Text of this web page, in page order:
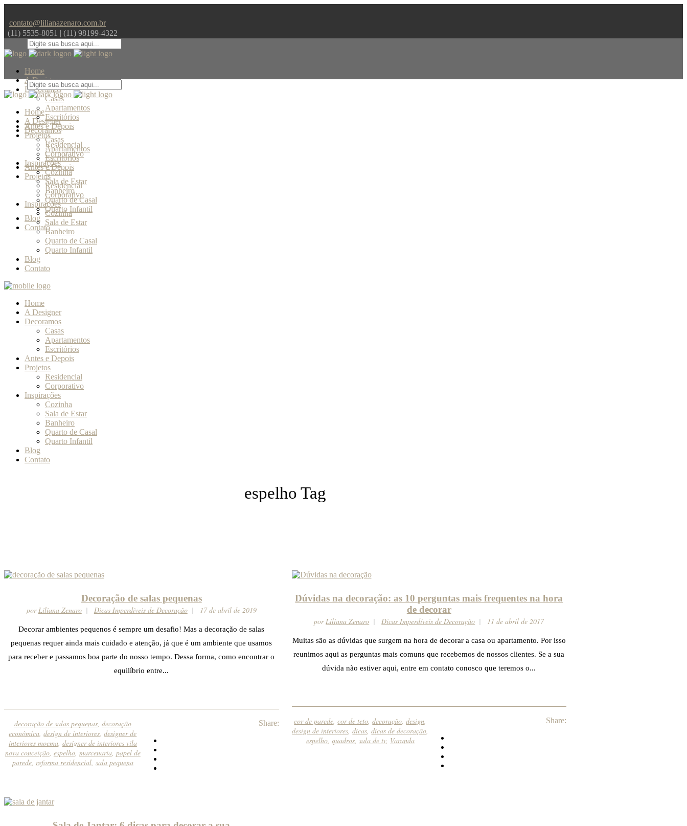
contato@lilianazenaro.com.br
(11) 5535-8051 | (11) 98199-4322
Home
A Designer
Decoramos
Casas
Apartamentos
Escritórios
Antes e Depois
Projetos
Residencial
Corporativo
Inspirações
Cozinha
Sala de Estar
Banheiro
Quarto de Casal
Quarto Infantil
Blog
Contato
Home
A Designer
Decoramos
Casas
Apartamentos
Escritórios
Antes e Depois
Projetos
Residencial
Corporativo
Inspirações
Cozinha
Sala de Estar
Banheiro
Quarto de Casal
Quarto Infantil
Blog
Contato
Home
A Designer
Decoramos
Casas
Apartamentos
Escritórios
Antes e Depois
Projetos
Residencial
Corporativo
Inspirações
Cozinha
Sala de Estar
Banheiro
Quarto de Casal
Quarto Infantil
Blog
Contato
espelho Tag
Decoração de salas pequenas
porLiliana Zenaro Dicas Imperdíveis de Decoração 17 de abril de 2019
Decorar ambientes pequenos é sempre um desafio! Mas a decoração de salas
pequenas requer ainda mais cuidado e atenção, já que é um ambiente que usamos
para receber e passamos boa parte do nosso tempo. Dessa forma, como encontrar o
equilíbrio entre...
decoração de salas pequenas, decoração
econômica,design de interiores,designer de
interiores moema, designer de interiores vila
nova conceição, espelho, marcenaria, papel de
parede, reforma residencial, sala pequena
Share:
Dúvidas na decoração: as 10 perguntas mais frequentes na hora
de decorar
porLiliana Zenaro Dicas Imperdíveis de Decoração 11 de abril de 2017
Muitas são as dúvidas que surgem na hora de decorar a casa ou apartamento. Por isso
reunimos aqui as perguntas mais comuns que recebemos de nossos clientes. Se a sua
dúvida não estiver aqui, entre em contato conosco que teremos o...
cor de parede,cor de teto,decoração,design,
design de interiores,dicas,dicas de decoração,
espelho, quadros, sala de tv, Varanda
Share: